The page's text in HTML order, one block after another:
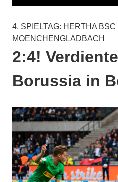
4. SPIELTAG: HERTHA
MOENCHENGLADBACH
2:4!
Borussia in